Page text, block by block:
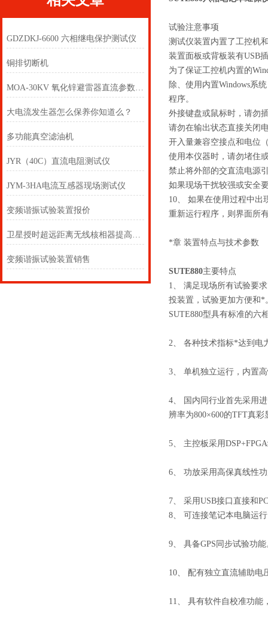
GDZDKJ-6600 六相继电保护测试仪
铜排切断机
MOA-30KV 氧化锌避雷器直流参数测试仪
大电流发生器怎么保养你知道么？
多功能真空滤油机
JYR（40C）直流电阻测试仪
JYM-3HA电流互感器现场测试仪
变频谐振试验装置报价
卫星授时超远距离无线核相器提高了电路使用安全
变频谐振试验装置销售
试验注意事项
测试仪装置内置了工控机
装置面板或背板装有USB
为了保证工控机内置的
除、使用内置Windows系
程序。
外接键盘或鼠标时，请勿
请勿在输出状态直接关闭
开入量兼容空接点和电位
使用本仪器时，请勿堵住
禁止将外部的交直流电源
如果现场干扰较强或安全
10、 如果在使用过程中出
重新运行程序，则界面所
*章 装置特点与技术参数
SUTE880主要特点
1、 满足现场所有试验要
投装置，试验更加方便和*
SUTE880型具有标准的六
2、 各种技术指标*达到电
3、 单机独立运行，内置
4、 国内同行业首先采用
辨率为800×600的TFT真
5、 主控板采用
6、 功放采用高保真线性
7、 采用USB接口直接和
8、 可连接笔记本电脑运
9、 具备GPS同步试验功
10、 配有独立直流辅助电
11、 具有软件自校准功能